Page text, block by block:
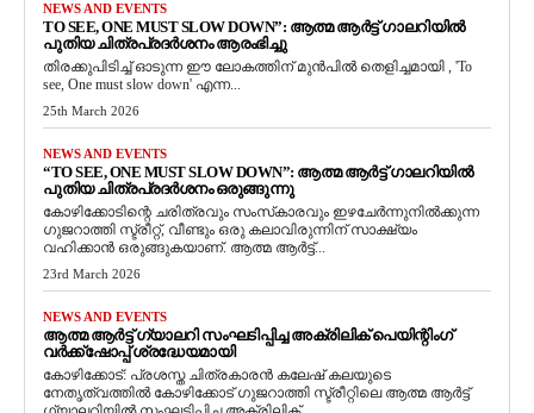
NEWS AND EVENTS
TO SEE, ONE MUST SLOW DOWN”: ആത്മ ആർട്ട് ഗാലറിയിൽ
പുതിയ ചിത്രപ്രദർശനം ആരംഭിച്ചു
തിരക്കുപിടിച്ച് ഓടുന്ന ഈ ലോകത്തിന് മുൻപിൽ തെളിച്ചമായി , 'To
see, One must slow down' എന്ന...
25th March 2026
NEWS AND EVENTS
“TO SEE, ONE MUST SLOW DOWN”: ആത്മ ആർട്ട് ഗാലറിയിൽ
പുതിയ ചിത്രപ്രദർശനം ഒരുങ്ങുന്നു
കോഴിക്കോടിന്റെ ചരിത്രവും സംസ്‌കാരവും ഇഴചേർന്നുനിൽക്കുന്ന
ഗുജറാത്തി സ്ട്രീറ്റ്, വീണ്ടും ഒരു കലാവിരുന്നിന് സാക്ഷ്യം
വഹിക്കാൻ ഒരുങ്ങുകയാണ്. ആത്മ ആർട്ട്...
23rd March 2026
NEWS AND EVENTS
ആത്മ ആർട്ട് ഗ്യാലറി സംഘടിപ്പിച്ച അക്രിലിക് പെയിന്റിംഗ്
വർക്ക്‌ഷോപ്പ് ശ്രദ്ധേയമായി
കോഴിക്കോട്: പ്രശസ്ത ചിത്രകാരൻ കലേഷ് കലയുടെ
നേതൃത്വത്തിൽ കോഴിക്കോട് ഗുജറാത്തി സ്ട്രീറ്റിലെ ആത്മ ആർട്ട്